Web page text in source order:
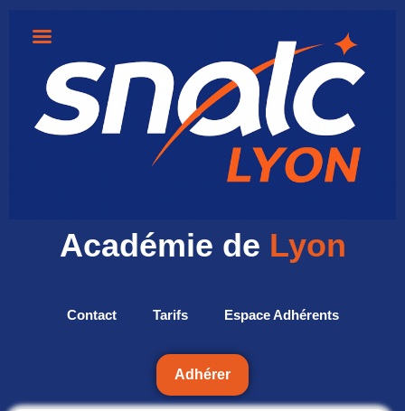
Académie de Lyon
Contact Tarifs Espace Adhérents
Adhérer